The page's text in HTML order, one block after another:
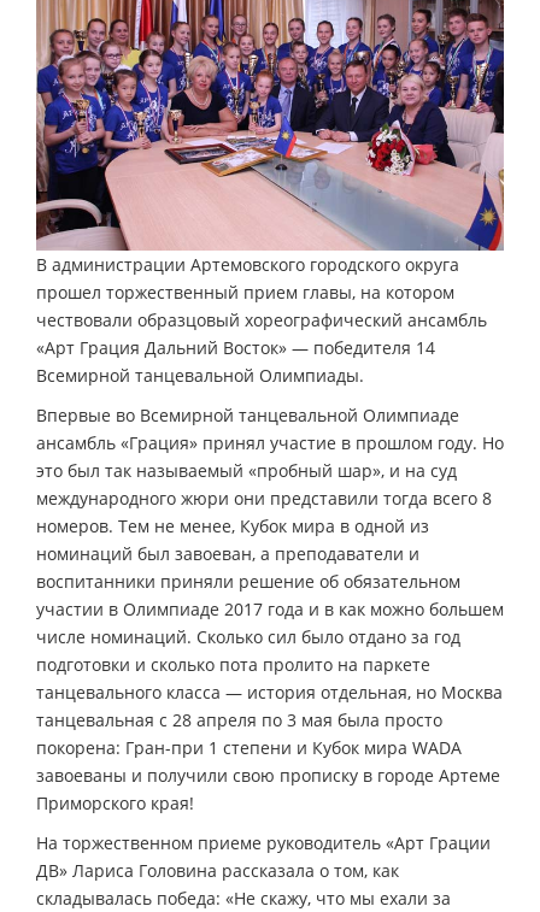
В администрации Артемовского городского округа
прошел торжественный прием главы, на котором
чествовали образцовый хореографический ансамбль
«Арт Грация Дальний Восток» — победителя 14
Всемирной танцевальной Олимпиады.
Впервые во Всемирной танцевальной Олимпиаде
ансамбль «Грация» принял участие в прошлом году. Но
это был так называемый «пробный шар», и на суд
международного жюри они представили тогда всего 8
номеров. Тем не менее, Кубок мира в одной из
номинаций был завоеван, а преподаватели и
воспитанники приняли решение об обязательном
участии в Олимпиаде 2017 года и в как можно большем
числе номинаций. Сколько сил было отдано за год
подготовки и сколько пота пролито на паркете
танцевального класса — история отдельная, но Москва
танцевальная с 28 апреля по 3 мая была просто
покорена: Гран-при 1 степени и Кубок мира WADA
завоеваны и получили свою прописку в городе Артеме
Приморского края!
На торжественном приеме руководитель «Арт Грации
ДВ» Лариса Головина рассказала о том, как
складывалась победа: «Не скажу, что мы ехали за